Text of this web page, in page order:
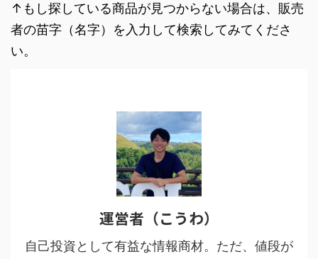
↑もし探している商品が見つからない場合は、販売
者の苗字（名字）を入力して検索してみてくださ
い。
運営者（こうわ）
自己投資として有益な情報商材。ただ、値段が